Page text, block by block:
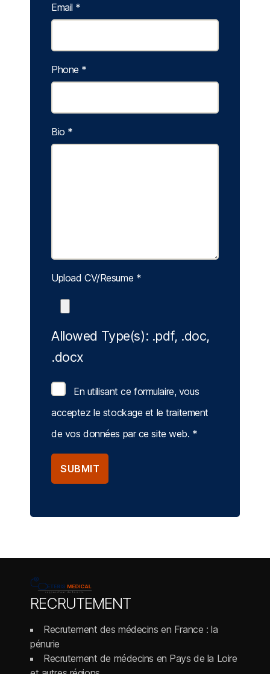
Email *
Phone *
Bio *
Upload CV/Resume *
Allowed Type(s): .pdf, .doc,
.docx
En utilisant ce formulaire, vous
acceptez le stockage et le traitement
de vos données par ce site web. *
RECRUTEMENT
Recrutement des médecins en France : la
pénurie
Recrutement de médecins en Pays de la Loire